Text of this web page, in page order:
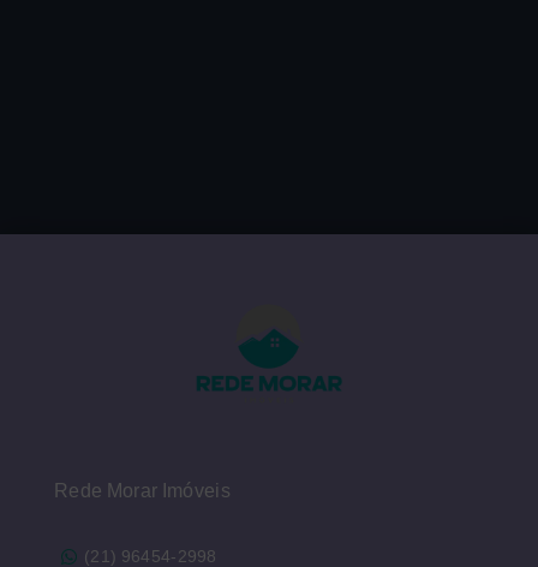
Rede Morar Imóveis
(21) 96454-2998